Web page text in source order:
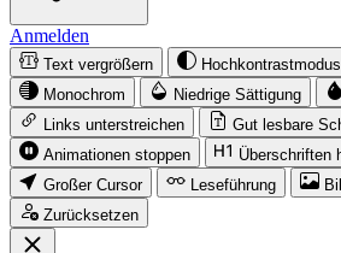
Anmelden
Text vergrößern Hochkontrastmodus
Monochrom
Niedrige Sättigung
Links unterstreichen
Gut lesbare
Animationen stoppen
Überschriften
Großer Cursor
Leseführung
Zurücksetzen